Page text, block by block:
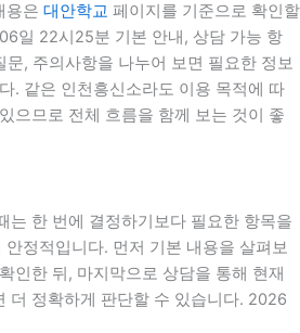
용은 대안학교 페이지를 기준으로 확인할
일 22시25분 기본 안내, 상담 가능 항
문, 주의사항을 나누어 보면 필요한 정보
. 같은 인천흥신소라도 이용 목적에 따
으므로 전체 흐름을 함께 보는 것이 좋
는 한 번에 결정하기보다 필요한 항목을
정적입니다. 먼저 기본 내용을 살펴보
인한 뒤, 마지막으로 상담을 통해 현재
더 정확하게 판단할 수 있습니다. 2026